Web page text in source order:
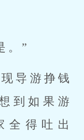
。”
导游挣钱
到如果游
全得吐出